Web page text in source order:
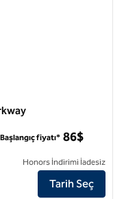
otel detaylarını
Başlangıç fiyatı* 86$
Honors İndirimi İadesiz
Tarih Seç